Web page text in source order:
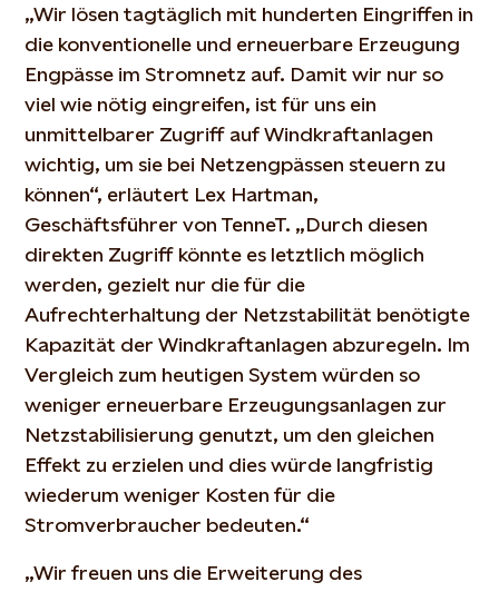
„Wir lösen tagtäglich mit hunderten Eingriffen in
die konventionelle und erneuerbare Erzeugung
Engpässe im Stromnetz auf. Damit wir nur so
viel wie nötig eingreifen, ist für uns ein
unmittelbarer Zugriff auf Windkraftanlagen
wichtig, um sie bei Netzengpässen steuern zu
können“, erläutert Lex Hartman,
Geschäftsführer von TenneT. „Durch diesen
direkten Zugriff könnte es letztlich möglich
werden, gezielt nur die für die
Aufrechterhaltung der Netzstabilität benötigte
Kapazität der Windkraftanlagen abzuregeln. Im
Vergleich zum heutigen System würden so
weniger erneuerbare Erzeugungsanlagen zur
Netzstabilisierung genutzt, um den gleichen
Effekt zu erzielen und dies würde langfristig
wiederum weniger Kosten für die
Stromverbraucher bedeuten.“
„Wir freuen uns die Erweiterung des